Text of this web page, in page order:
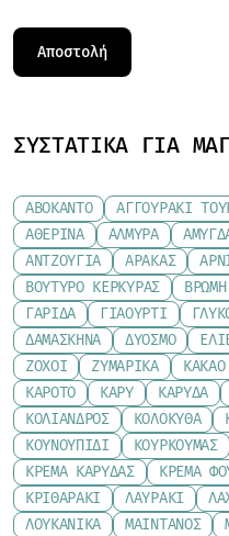
ΣΥΣΤΑΤΙΚΆ ΓΙΑ
ΑΒΟΚΆΝΤΟ ΑΓΓΟΥΡΆΚΙ
ΑΘΕΡΊΝΑ
ΑΛΜΎΡΑ
ΑΝΤΖΟΎΓΙΑ
ΑΡΑΚΆΣ
ΒΟΎΤΥΡΟ ΚΕΡΚΎΡΑΣ
ΒΡΏΜΗ
ΓΑΡΊΔΑ
ΓΙΑΟΎΡΤΙ
ΔΑΜΆΣΚΗΝΑ
ΔΥΌΣΜΟ
ΖΟΧΟΊ
ΖΥΜΑΡΙΚΆ ΚΑΚΆΟ
ΚΑΡΌΤΟ
ΚΆΡΥ ΚΑΡΎΔΑ
ΚΌΛΙΑΝΔΡΟΣ
ΚΟΛΟΚΎΘΑ
ΚΟΥΝΟΥΠΊΔΙ
ΚΟΥΡΚΟΥΜΆΣ
ΚΡΈΜΑ ΚΑΡΎΔΑΣ
ΚΡΈΜΑ
ΚΡΙΘΑΡΆΚΙ
ΛΑΥΡΆΚΙ
ΛΟΥΚΆΝΙΚΑ
ΜΑΙΝΤΑΝΌΣ